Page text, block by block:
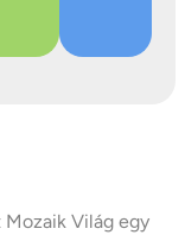
Mozaik Világ egy